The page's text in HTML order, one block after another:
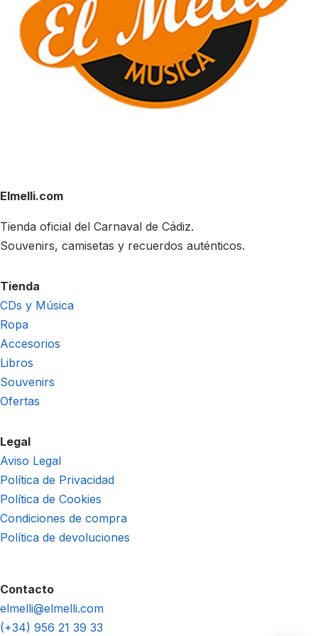
Elmelli.com
Tienda oficial del Carnaval de Cádiz.
Souvenirs, camisetas y recuerdos auténticos.
Tienda
CDs y Música
Ropa
Accesorios
Libros
Souvenirs
Ofertas
Legal
Aviso Legal
Política de Privacidad
Política de Cookies
Condiciones de compra
Política de devoluciones
Contacto
elmelli@elmelli.com
(+34) 956 21 39 33